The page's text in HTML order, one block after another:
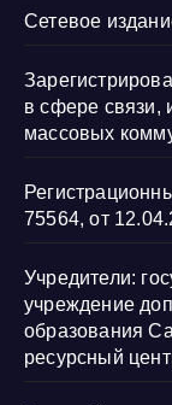
Сетевое
в сфере связи,
массовых
75564, от
Учредители:
учреждение
образования
ресурсный